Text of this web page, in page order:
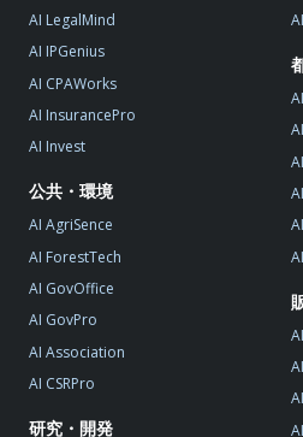
AI LegalMind
AI IPGenius
AI CPAWorks
AI InsurancePro
AI Invest
公共・環境
AI AgriSence
AI ForestTech
AI GovOffice
AI GovPro
AI Association
AI CSRPro
研究・開発